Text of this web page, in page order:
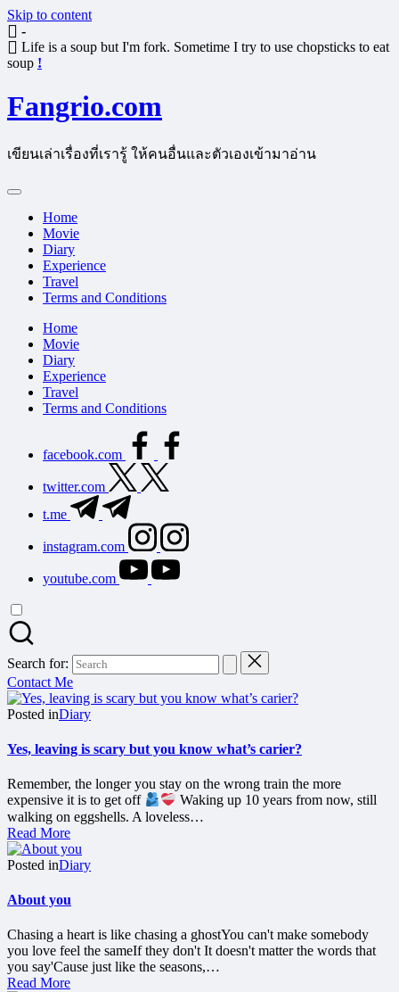
Skip to content
-
Life is a soup but I'm fork. Sometime I try to use chopsticks to eat
soup !
Fangrio.com
เขียนเล่าเรื่องที่เรารู้ ให้คนอื่นและตัวเองเข้ามาอ่าน
Home
Movie
Diary
Experience
Travel
Terms and Conditions
Home
Movie
Diary
Experience
Travel
Terms and Conditions
facebook.com
twitter.com
t.me
instagram.com
youtube.com
Search for:
Contact Me
Posted inDiary
Yes, leaving is scary but you know what’s carier?
Remember, the longer you stay on the wrong train the more
expensive it is to get off
Waking up 10 years from now, still
walking on eggshells. A loveless…
Read More
Posted inDiary
About you
Chasing a heart is like chasing a ghostYou can't make somebody
you love feel the sameIf they don't It doesn't matter the words that
you say'Cause just like the seasons,…
Read More